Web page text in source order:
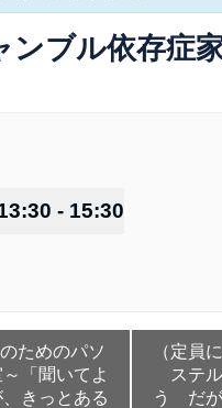
ンブル依存症
- 15:30
ためのパソ
「聞いてよ
きっとある
（定員
ステ
う だが